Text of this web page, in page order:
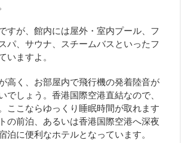
すが、館内には屋外・室内プール、フ
パ、サウナ、スチームバスといったフ
いますよ。
高く、お部屋内で飛行機の発着陸音が
でしょう。香港国際空港直結なので、
ここならゆっくり睡眠時間が取れます
の前泊、あるいは香港国際空港へ深夜
泊に便利なホテルとなっています。